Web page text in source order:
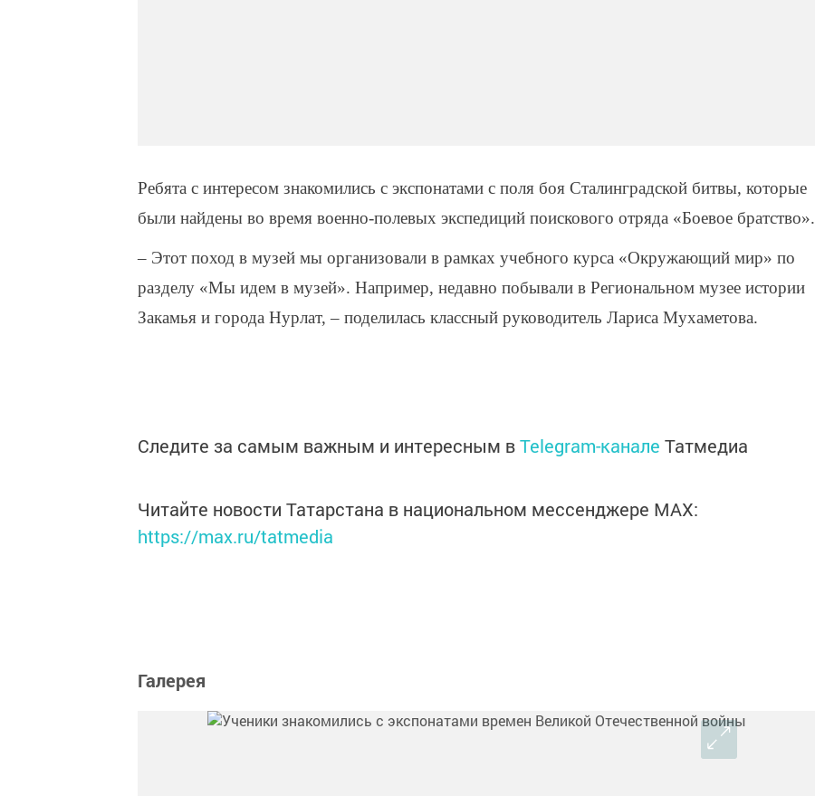
Ребята с интересом знакомились с экспонатами с поля боя Сталинградской битвы, которые
были найдены во время военно-полевых экспедиций поискового отряда «Боевое братство».
– Этот поход в музей мы организовали в рамках учебного курса «Окружающий мир» по
разделу «Мы идем в музей». Например, недавно побывали в Региональном музее истории
Закамья и города Нурлат, – поделилась классный руководитель Лариса Мухаметова.
Следите за самым важным и интересным вTelegram-канале Татмедиа
Читайте новости Татарстана в национальном мессенджере MАХ:
https://max.ru/tatmedia
Галерея